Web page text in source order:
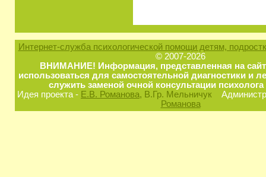
Интернет-служба психологической помощи детям,
© 2007-2026
ВНИМАНИЕ! Информация, представленная на
использоваться для самостоятельной диагностики и
служить заменой очной консультации
Идея проекта - Е.В. Романова, В.Гр. Мельничук
Романова